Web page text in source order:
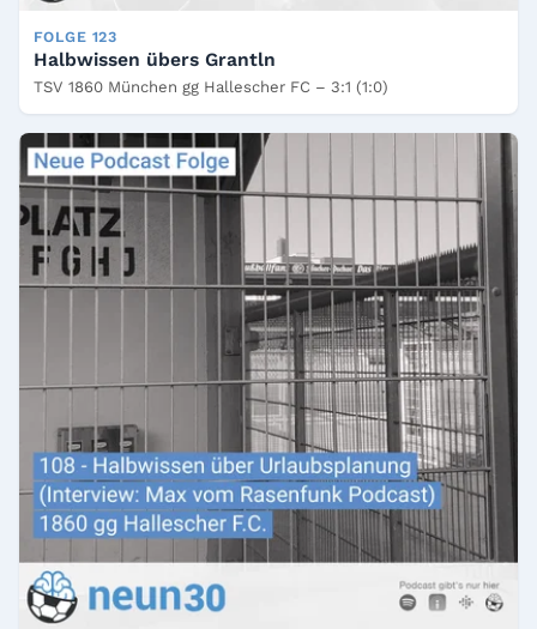
FOLGE 123
Halbwissen übers Grantln
TSV 1860 München gg Hallescher FC – 3:1 (1:0)